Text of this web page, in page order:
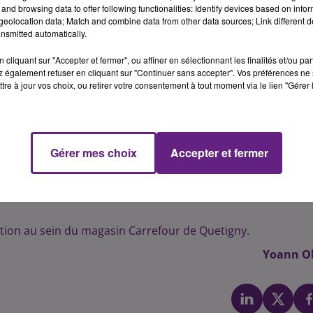
dominicale chaque semaine. Avant la derni�re
appellent � un mouvement de protestation ce
du travail notamment sur les �quilibres
du temps social� explique un communiqu�. �Ne
derri�re lequel entend se retrancher la direction, dans
le poids de la hi�rarchie relativise � l'�vidence cette
appel�s � travailler le dimanche �cumulent d�j�
des conditions de travail d�grad�es..., et que
avec la remise en cause de notre mod�le de
au sein du magasin Carrefour de Quetigny.
Yoann
browsing data to offer following functionalities: Identify devices based on
data; Match and combine data from other data sources; Link different
automatically.
cliquant sur "Accepter et fermer", ou affiner en sélectionnant les finalités et/ou
également refuser en cliquant sur "Continuer sans accepter". Vos préférences
à jour vos choix, ou retirer votre consentement à tout moment via le lien
Gérer mes choix Accepter et fermer